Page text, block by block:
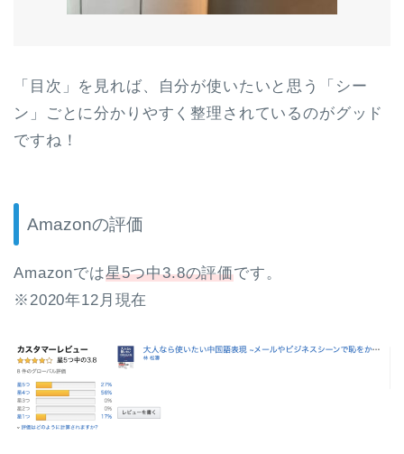
「目次」を見れば、自分が使いたいと思う「シー
ン」ごとに分かりやすく整理されているのがグッド
ですね！
Amazonの評価
Amazonでは星5つ中3.8の評価です。
※2020年12月現在